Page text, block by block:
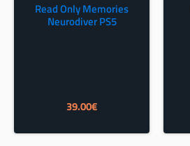
Read Only Memories
Neurodiver PS5
39.00€